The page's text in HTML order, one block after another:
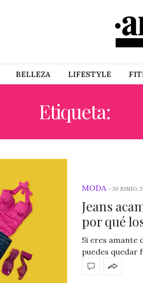
BELLEZA LIFESTYLE
Etiqueta:
MODA - 30 JUNIO,
Jeans
por qué
Si eres amante
puedes quedar